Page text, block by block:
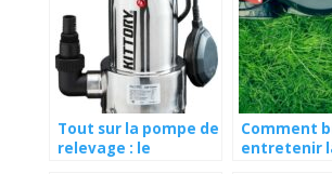
Tout sur la pompe de
relevage : le
Comment
entretenir